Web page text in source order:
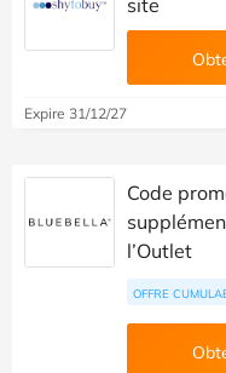
site
Expire 31/12/27
Code
l’Outlet
OFFRE